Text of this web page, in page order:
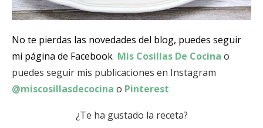
No te pierdas las novedades del blog, puedes seguir
mi página de Facebook Mis Cosillas De Cocina o
puedes seguir mis publicaciones en Instagram
@miscosillasdecocina o Pinterest
¿Te ha gustado la receta?